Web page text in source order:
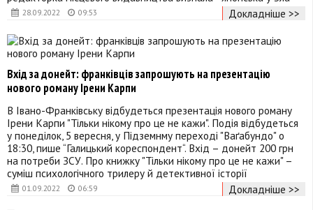
28.09.2022 09:53
Докладніше >>
01.09.2022 06:59
Вхід за донейт: франківців запрошують на презентацію
нового роману Ірени Карпи
В Івано-Франківську відбудеться презентація нового роману
Ірени Карпи "Тільки нікому про це не кажи". Подія відбудеться
у понеділок, 5 вересня, у Підземнму переході "Ваґабундо" о
18:30, пише “Галицький кореспондент“. Вхід – донейт 200 грн
на потреби ЗСУ. Про книжку "Тільки нікому про це не кажи" –
суміш психологічного трилеру й детективної історії
Докладніше >>